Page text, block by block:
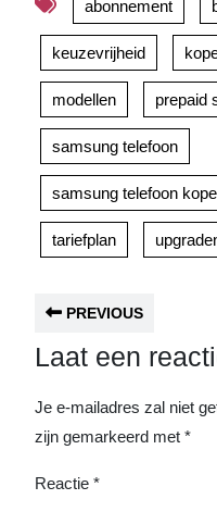
abonnement
keuzevrijheid
modellen prepaid
samsung telefoon
samsung telefoon
tariefplan
PREVIOUS
Laat een
Je e-mailadres zal niet
zijn gemarkeerd met *
Reactie *